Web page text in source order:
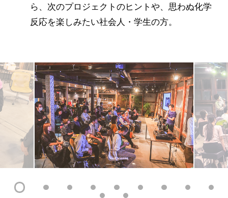
ら、次のプロジェクトのヒントや、思わぬ化学
反応を楽しみたい社会人・学生の方。